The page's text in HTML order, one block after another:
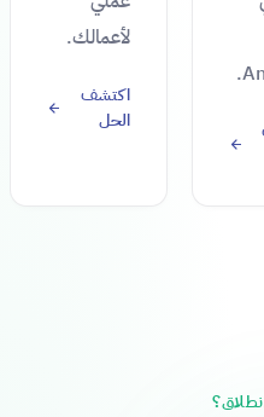
لأعمالك.
اكتشف
الحل